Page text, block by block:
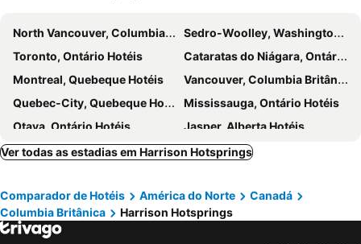
North Vancouver, Columbia Britânica Hotéis
Sedro-Woolley, Washington Hotéis
Toronto, Ontário Hotéis
Cataratas do Niágara, Ontário Hotéis
Montreal, Quebeque Hotéis
Vancouver, Columbia Britânica Hotéis
Quebec-City, Quebeque Hotéis
Mississauga, Ontário Hotéis
Otava, Ontário Hotéis
Jasper, Alberta Hotéis
London, Ontário Hotéis
Ver todas as estadias em Harrison Hotsprings
Comparador de Hotéis América do Norte
Canadá
Columbia Britânica
Harrison Hotsprings